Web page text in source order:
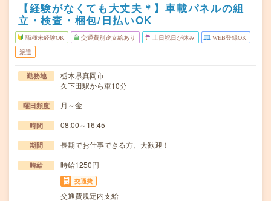
【経験がなくても大丈夫＊】車載パネルの組
立・検査・梱包/日払いOK
職種未経験OK 交通費別途支給あり 土日祝日が休み WEB登録OK
派遣
勤務地
栃木県真岡市
久下田駅から車10分
曜日頻度 月～金
時間 08:00～16:45
期間 長期でお仕事できる方、大歓迎！
時給 時給1250円
交通費
交通費規定内支給